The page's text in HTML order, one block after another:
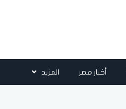
أخبار مصر المزيد